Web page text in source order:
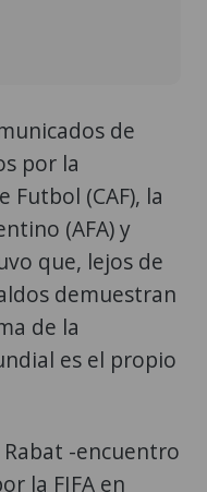
de
por la
(CAF), la
(AFA) y
que, lejos de
demuestran
de la
es el propio
-encuentro
la FIFA en